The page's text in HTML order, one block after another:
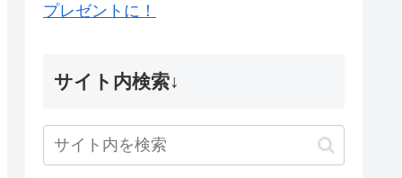
プレゼントに！
サイト内検索↓